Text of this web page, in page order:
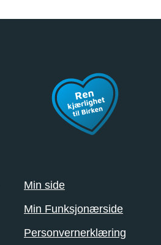
Min side
Min Funksjonærside
Personvernerklæring